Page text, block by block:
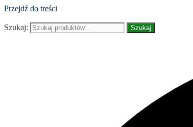
Przejdź do treści
Szukaj: Szukaj